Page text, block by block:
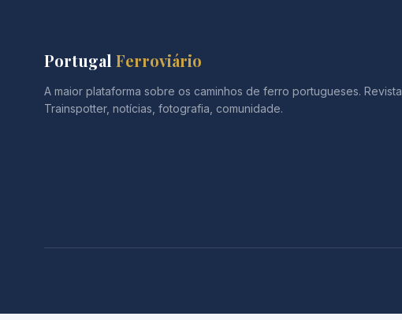
Portugal Ferroviário
A maior plataforma sobre os caminhos de ferro portugueses. Revista
Trainspotter, notícias, fotografia, comunidade.